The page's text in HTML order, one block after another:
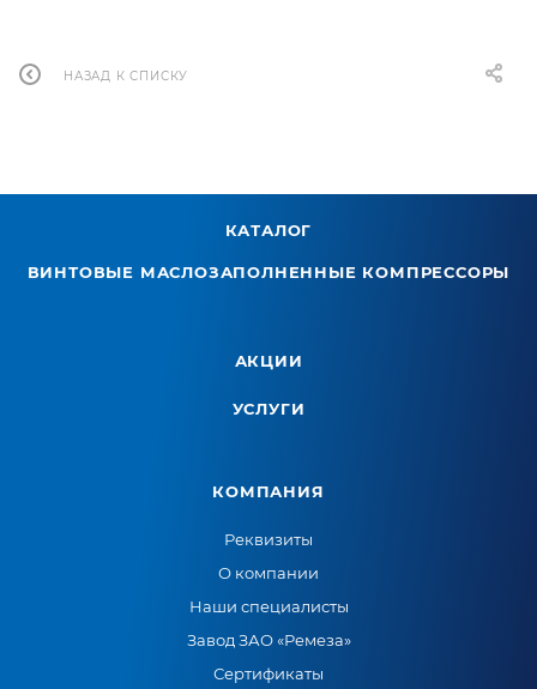
НАЗАД К СПИСКУ
КАТАЛОГ
ВИНТОВЫЕ МАСЛОЗАПОЛНЕННЫЕ КОМПРЕССОРЫ
АКЦИИ
УСЛУГИ
КОМПАНИЯ
Реквизиты
О компании
Наши специалисты
Завод ЗАО «Ремеза»
Сертификаты